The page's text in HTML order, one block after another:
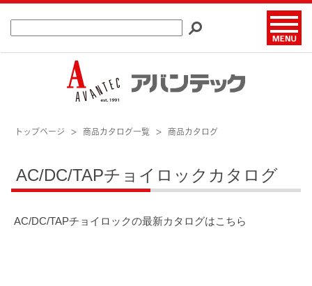
トップページ 商品カタログ一覧 商品カタログ
AC/DC/TAPチョイロックカタログ
AC/DC/TAPチョイロックの最新カタログはこちら